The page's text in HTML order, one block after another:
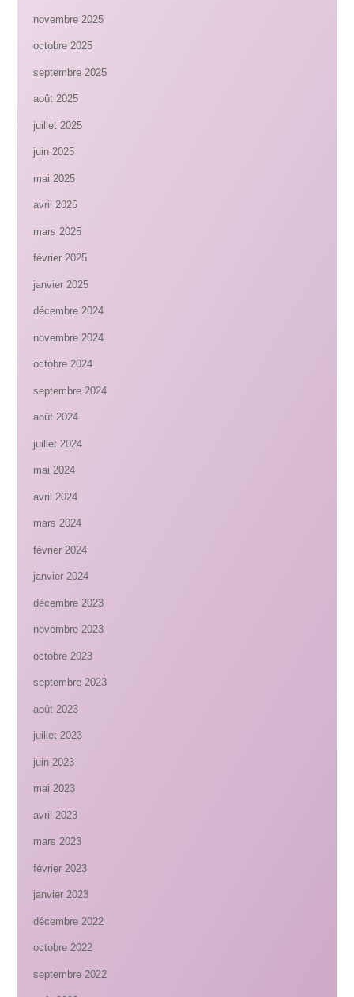
novembre 2025
octobre 2025
septembre 2025
août 2025
juillet 2025
juin 2025
mai 2025
avril 2025
mars 2025
février 2025
janvier 2025
décembre 2024
novembre 2024
octobre 2024
septembre 2024
août 2024
juillet 2024
mai 2024
avril 2024
mars 2024
février 2024
janvier 2024
décembre 2023
novembre 2023
octobre 2023
septembre 2023
août 2023
juillet 2023
juin 2023
mai 2023
avril 2023
mars 2023
février 2023
janvier 2023
décembre 2022
octobre 2022
septembre 2022